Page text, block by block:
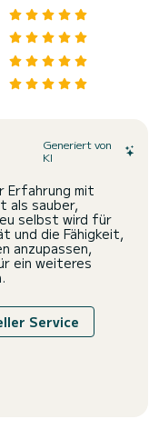
Generiert von
KI
Erfahrung mit
als sauber,
selbst wird für
und die Fähigkeit,
anzupassen,
ein weiteres
Service